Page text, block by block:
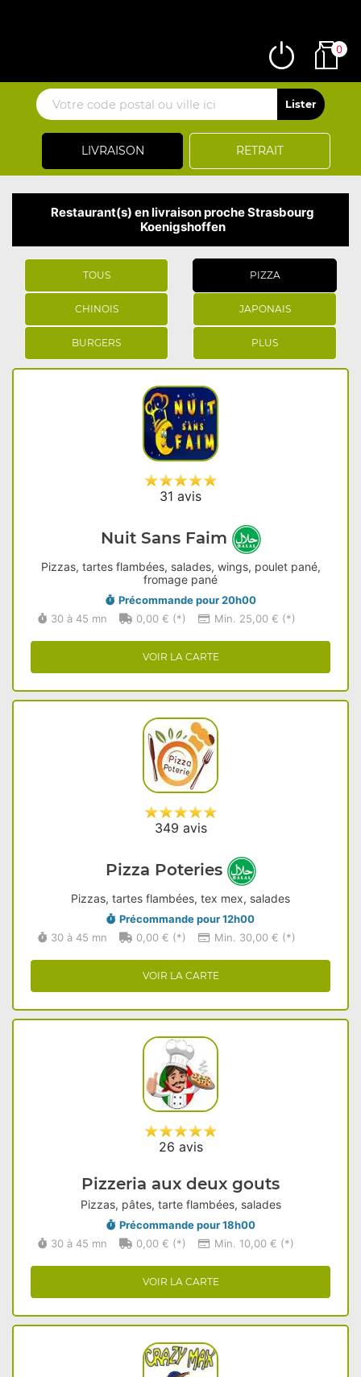
LIVRAISON RETRAIT
0
Restaurant(s) en livraison proche Strasbourg
Koenigshoffen
TOUS PIZZA
CHINOIS JAPONAIS
BURGERS PLUS
31 avis
Nuit Sans Faim
Pizzas, tartes flambées, salades, wings, poulet pané,
fromage pané
Précommande pour 20h00
30 à 45 mn
0,00 € (*) Min. 25,00 € (*)
VOIR LA CARTE
349 avis
Pizza Poteries
Pizzas, tartes flambées, tex mex, salades
Précommande pour 12h00
30 à 45 mn
0,00 € (*) Min. 30,00 € (*)
VOIR LA CARTE
26 avis
Pizzeria aux deux gouts
Pizzas, pâtes, tarte flambées, salades
Précommande pour 18h00
30 à 45 mn
0,00 € (*) Min. 10,00 € (*)
VOIR LA CARTE